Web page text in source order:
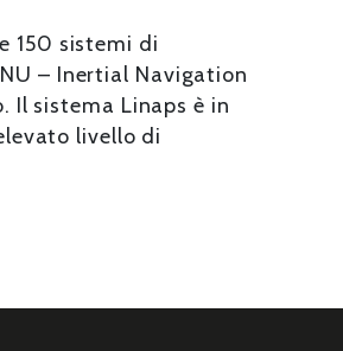
150 sistemi di
– Inertial Navigation
Il sistema Linaps è in
livello di